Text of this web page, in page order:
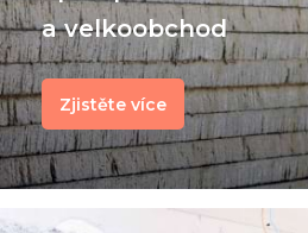
a velkoobchod
Zjistěte více